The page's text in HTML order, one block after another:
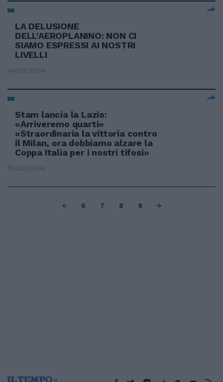
LA DELUSIONE
DELL'AEROPLANINO: NON CI
SIAMO ESPRESSI AI NOSTRI
LIVELLI
14/03/2004
Stam lancia la Lazio:
«Arriveremo quarti»
«Straordinaria la vittoria contro
il Milan, ora dobbiamo alzare la
Coppa Italia per i nostri tifosi»
15/02/2004
6 7 8 9